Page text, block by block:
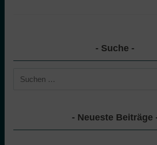
Suche
Neueste Beiträge